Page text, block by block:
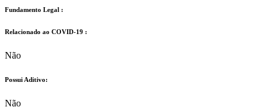
Fundamento Legal :​
Relacionado ao COVID-19 :​
Não
Possui Aditivo:​
Não